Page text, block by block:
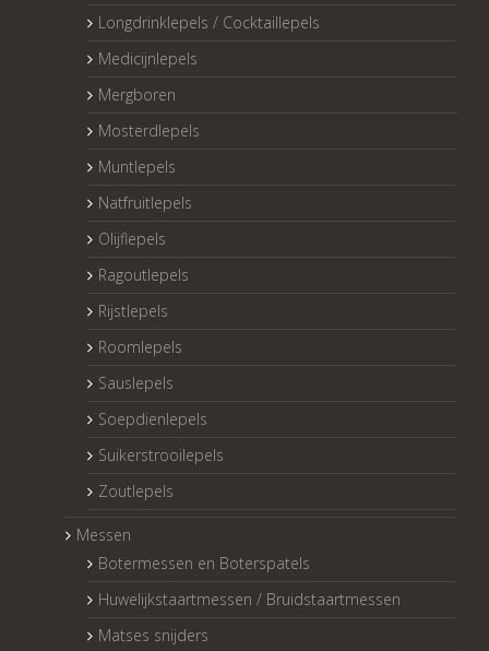
Longdrinklepels / Cocktaillepels
Medicijnlepels
Mergboren
Mosterdlepels
Muntlepels
Natfruitlepels
Olijflepels
Ragoutlepels
Rijstlepels
Roomlepels
Sauslepels
Soepdienlepels
Suikerstrooilepels
Zoutlepels
Messen
Botermessen en Boterspatels
Huwelijkstaartmessen / Bruidstaartmessen
Matses snijders